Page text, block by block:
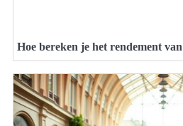
Hoe bereken je het rendement